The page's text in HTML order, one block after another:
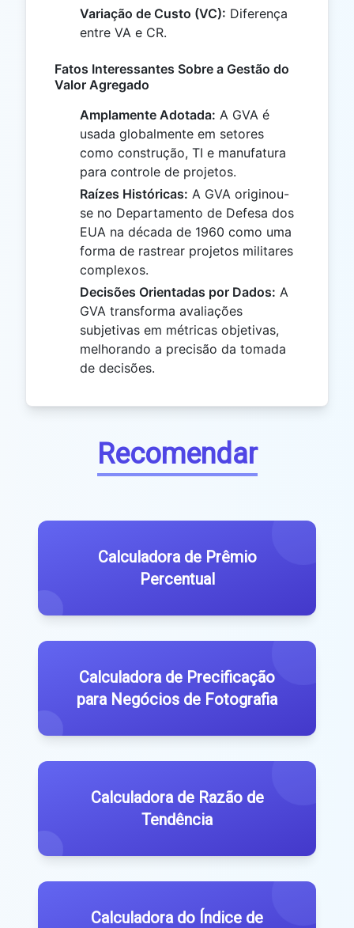
Variação de Custo (VC): Diferença
entre VA e CR.
Fatos Interessantes Sobre a Gestão do
Valor Agregado
Amplamente Adotada: A GVA é
usada globalmente em setores
como construção, TI e manufatura
para controle de projetos.
Raízes Históricas: A GVA originou-
se no Departamento de Defesa dos
EUA na década de 1960 como uma
forma de rastrear projetos militares
complexos.
Decisões Orientadas por Dados: A
GVA transforma avaliações
subjetivas em métricas objetivas,
melhorando a precisão da tomada
de decisões.
Recomendar
Calculadora de Prêmio
Percentual
Calculadora de Precificação
para Negócios de Fotografia
Calculadora de Razão de
Tendência
Calculadora do Índice de